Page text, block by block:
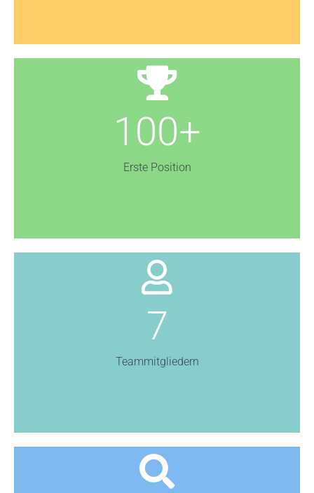
100+
Erste Position
7
Teammitgliedern